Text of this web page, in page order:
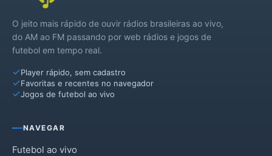
O jeito mais rápido de ouvir rádios brasileiras ao vivo,
do AM ao FM passando por web rádios e jogos de
futebol em tempo real.
Player rápido, sem cadastro
Favoritas e recentes no navegador
Jogos de futebol ao vivo
NAVEGAR
Futebol ao vivo